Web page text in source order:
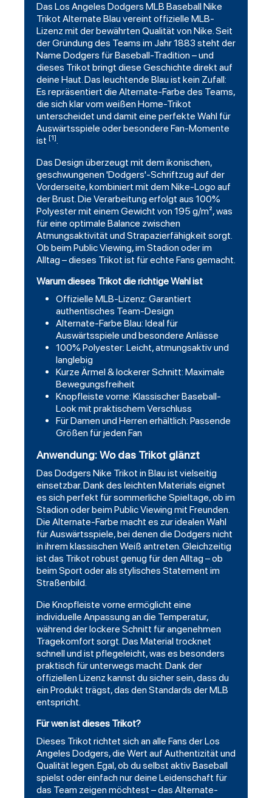
Das Los Angeles Dodgers MLB BaseballNike
Trikot Alternate Blau vereint offizielle MLB-
Lizenz mit der bewährten Qualität von Nike. Seit
der Gründung des Teams im Jahr 1883 steht der
Name Dodgers für Baseball-Tradition – und
dieses Trikot bringt diese Geschichte direkt auf
deine Haut. Das leuchtende Blau ist kein Zufall:
Es repräsentiert die Alternate-Farbe des Teams,
die sich klar vom weißen Home-Trikot
unterscheidet und damit eine perfekte Wahl für
Auswärtsspiele oder besondere Fan-Momente
ist [1].
Das Design überzeugt mit dem ikonischen,
geschwungenen 'Dodgers'-Schriftzug auf der
Vorderseite, kombiniert mit dem Nike-Logo auf
der Brust. Die Verarbeitung erfolgt aus 100%
Polyester mit einem Gewicht von 195 g/m², was
für eine optimale Balance zwischen
Atmungsaktivität und Strapazierfähigkeit sorgt.
Ob beim Public Viewing, im Stadion oder im
Alltag – dieses Trikot ist für echte Fans gemacht.
Warum dieses Trikot die richtige Wahl ist
Offizielle MLB-Lizenz: Garantiert
authentisches Team-Design
Alternate-Farbe Blau: Ideal für
Auswärtsspiele und besondere Anlässe
100% Polyester: Leicht, atmungsaktiv und
langlebig
Kurze Ärmel & lockerer Schnitt: Maximale
Bewegungsfreiheit
Knopfleiste vorne: Klassischer Baseball-
Look mit praktischem Verschluss
Für Damen und Herren erhältlich: Passende
Größen für jeden Fan
Anwendung: Wo das Trikot glänzt
Das Dodgers Nike Trikot in Blau ist vielseitig
einsetzbar. Dank des leichten Materials eignet
es sich perfekt für sommerliche Spieltage, ob im
Stadion oder beim Public Viewing mit Freunden.
Die Alternate-Farbe macht es zur idealen Wahl
für Auswärtsspiele, bei denen die Dodgers nicht
in ihrem klassischen Weiß antreten. Gleichzeitig
ist das Trikot robust genug für den Alltag – ob
beim Sport oder als stylisches Statement im
Straßenbild.
Die Knopfleiste vorne ermöglicht eine
individuelle Anpassung an die Temperatur,
während der lockere Schnitt für angenehmen
Tragekomfort sorgt. Das Material trocknet
schnell und ist pflegeleicht, was es besonders
praktisch für unterwegs macht. Dank der
offiziellen Lizenz kannst du sicher sein, dass du
ein Produkt trägst, das den Standards der MLB
entspricht.
Für wen ist dieses Trikot?
Dieses Trikot richtet sich an alle Fans der Los
Angeles Dodgers, die Wert auf Authentizität und
Qualität legen. Egal, ob du selbst aktiv Baseball
spielst oder einfach nur deine Leidenschaft für
das Team zeigen möchtest – das Alternate-